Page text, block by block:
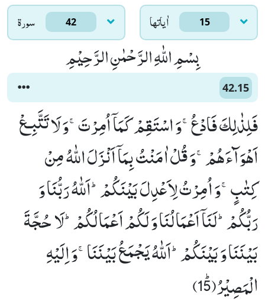
سورۃ 42 اٰياتها 15
بِسْمِ اللّٰهِ الرَّحْمٰنِ الرَّحِیْمِ
42.15
فَلِذٰلِكَ فَادْعُۚ-وَ اسْتَقِمْ كَمَاۤ اُمِرْتَۚ-وَ لَا تَتَّبِـعْ
اَهْوَآءَهُمْۚ-وَ قُلْ اٰمَنْتُ بِمَاۤ اَنْزَلَ اللّٰهُ مِنْ
كِتٰبٍۚ-وَ اُمِرْتُ لِاَعْدِلَ بَیْنَكُمْؕ-اَللّٰهُ رَبُّنَا وَ
رَبُّكُمْؕ-لَنَاۤ اَعْمَالُنَا وَ لَكُمْ اَعْمَالُكُمْؕ-لَا حُجَّةَ
بَیْنَنَا وَ بَیْنَكُمْؕ-اَللّٰهُ یَجْمَعُ بَیْنَنَاۚ-وَ اِلَیْهِ
الْمَصِیْرُﭤ(15)